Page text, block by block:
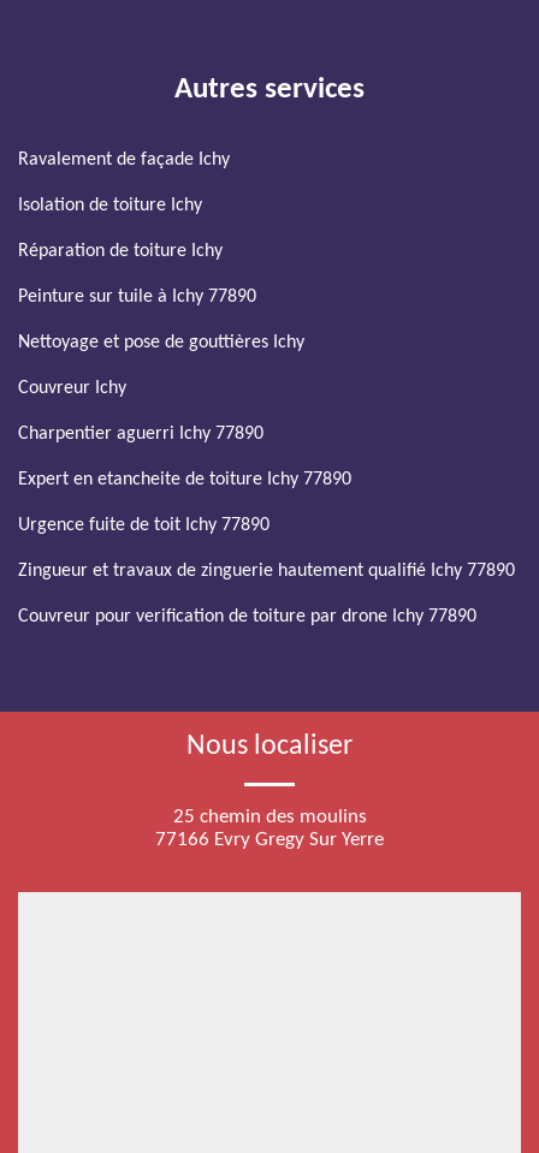
Autres services
Ravalement de façade Ichy
Isolation de toiture Ichy
Réparation de toiture Ichy
Peinture sur tuile à Ichy 77890
Nettoyage et pose de gouttières Ichy
Couvreur Ichy
Charpentier aguerri Ichy 77890
Expert en etancheite de toiture Ichy 77890
Urgence fuite de toit Ichy 77890
Zingueur et travaux de zinguerie hautement qualifié Ichy 77890
Couvreur pour verification de toiture par drone Ichy 77890
Nous localiser
25 chemin des moulins
77166 Evry Gregy Sur Yerre